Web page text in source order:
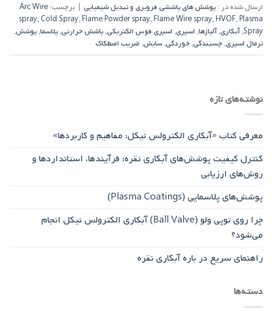
ارسال شده در : پوشش های پاششی فروبری و تبدیل شیمیایی | برچسب: Arc Wire
spray, Cold Spray, Flame Powder spray, Flame Wire spray, HVOF, Plasma
Spray
,آبکاری,آلیاژها, اسپری, اسپری قوس الکتریکی, پاشش حرارتی, پلاسما, پوشش,
ترمال اسپری, چسبندگی, خوردگی, سایش, ضریب اصطکاک
نوشته‌های تازه
معرفی کتاب «آبکاری الکترولس نیکل: مفاهیم و کاربردها»
کنترل کیفیت پوشش‌های آبکاری نقره: فرآیندها، استانداردها و
روش‌های ارزیابی
پوشش‌های پلاسمایی (Plasma Coatings)
چرا روی توپی‌ ولو (Ball Valve) آبکاری الکترولس نیکل انجام
می‌شود؟
راهنمای سریع در باره آبکاری نقره
دسته‌ها